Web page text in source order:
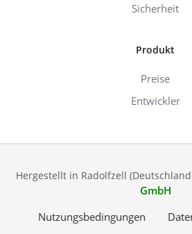
Sicherheit
Produkt
Preise
Entwickler
Hergestellt in Radolfzell
GmbH
Nutzungsbedingungen